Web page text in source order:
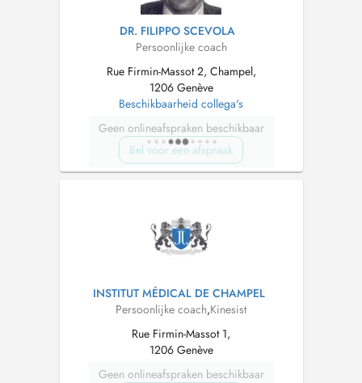
DR. FILIPPO SCEVOLA
Persoonlijke coach
Rue Firmin-Massot 2, Champel,
1206 Genève
Beschikbaarheid collega's
Geen onlineafspraken beschikbaar
Bel voor een afspraak
INSTITUT MÉDICAL DE CHAMPEL
Persoonlijke coach,Kinesist
Rue Firmin-Massot 1,
1206 Genève
Geen onlineafspraken beschikbaar